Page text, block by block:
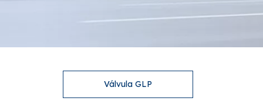
Válvula GLP